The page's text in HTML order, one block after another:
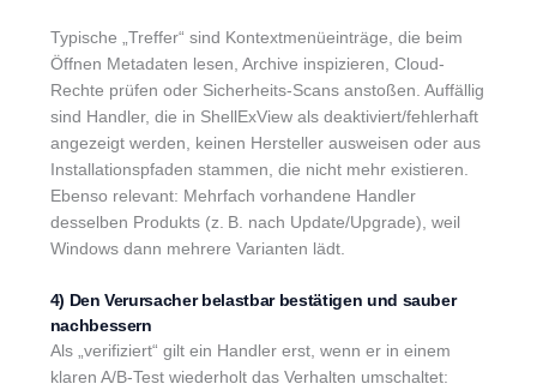
Typische „Treffer“ sind Kontextmenüeinträge, die beim
Öffnen Metadaten lesen, Archive inspizieren, Cloud-
Rechte prüfen oder Sicherheits-Scans anstoßen. Auffällig
sind Handler, die in ShellExView als deaktiviert/fehlerhaft
angezeigt werden, keinen Hersteller ausweisen oder aus
Installationspfaden stammen, die nicht mehr existieren.
Ebenso relevant: Mehrfach vorhandene Handler
desselben Produkts (z. B. nach Update/Upgrade), weil
Windows dann mehrere Varianten lädt.
4) Den Verursacher belastbar bestätigen und sauber
nachbessern
Als „verifiziert“ gilt ein Handler erst, wenn er in einem
klaren A/B-Test wiederholt das Verhalten umschaltet: